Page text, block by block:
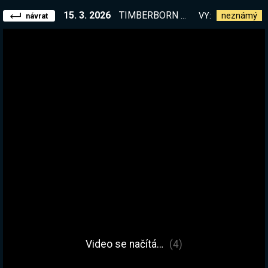
návrat 15. 3. 2026 TIMBERBORN ve verzi 1.0! Nejvyšší obtížnost = nejvyšší zábava! !kamos VY: neznámý
Video se načítá… (4)